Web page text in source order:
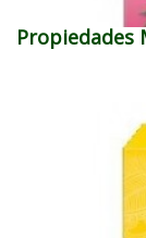
Propiedades